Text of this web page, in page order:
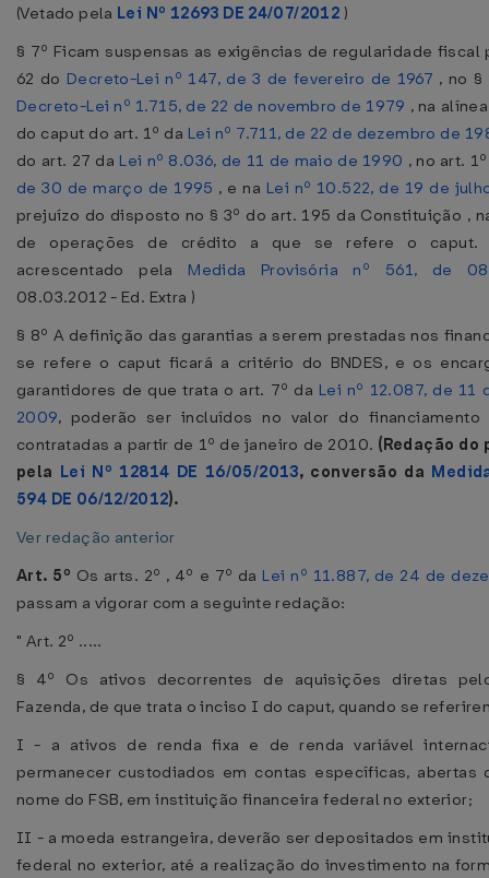
(Vetado pela Lei Nº 12693 DE 24/07/2012 )
§ 7º Ficam suspensas as exigências de regularidade fiscal
62 do Decreto-Lei nº 147, de 3 de fevereiro de 1967 , no §
Decreto-Lei nº 1.715, de 22 de novembro de 1979 , na
do caput do art. 1º da Lei nº 7.711, de 22 de dezembro de
do art. 27 da Lei nº 8.036, de 11 de maio de 1990 , no art.
de 30 de março de 1995 , e na Lei nº 10.522, de 19 de
prejuízo do disposto no § 3º do art. 195 da Constituição ,
de operações de crédito a que se refere o caput.
acrescentado pela Medida Provisória nº 561, de
08.03.2012 - Ed. Extra )
§ 8º A definição das garantias a serem prestadas nos
se refere o caput ficará a critério do BNDES, e os
garantidores de que trata o art. 7º da Lei nº 12.087, de 11
2009, poderão ser incluídos no valor do financiamento
contratadas a partir de 1º de janeiro de 2010. (Redação
pela Lei Nº 12814 DE 16/05/2013, conversão da
594 DE 06/12/2012).
Ver redação anterior
Art. 5º Os arts. 2º , 4º e 7º da Lei nº 11.887, de 24 de
passam a vigorar com a seguinte redação:
" Art. 2º .....
§ 4º Os ativos decorrentes de aquisições diretas
Fazenda, de que trata o inciso I do caput, quando se
I - a ativos de renda fixa e de renda variável
permanecer custodiados em contas específicas, abertas
nome do FSB, em instituição financeira federal no exterior;
II - a moeda estrangeira, deverão ser depositados em
federal no exterior, até a realização do investimento na